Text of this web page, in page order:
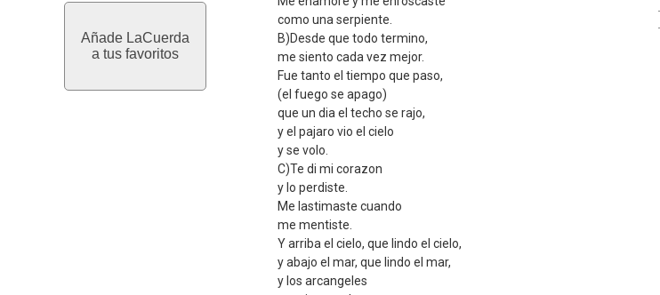
Añade LaCuerda
a tus favoritos
como una serpiente.
B)Desde que todo termino,
me siento cada vez mejor.
Fue tanto el tiempo que paso,
(el fuego se apago)
que un dia el techo se rajo,
y el pajaro vio el cielo
y se volo.
C)Te di mi corazon
y lo perdiste.
Me lastimaste cuando
me mentiste.
Y arriba el cielo, que lindo el cielo,
y abajo el mar, que lindo el mar,
y los arcangeles